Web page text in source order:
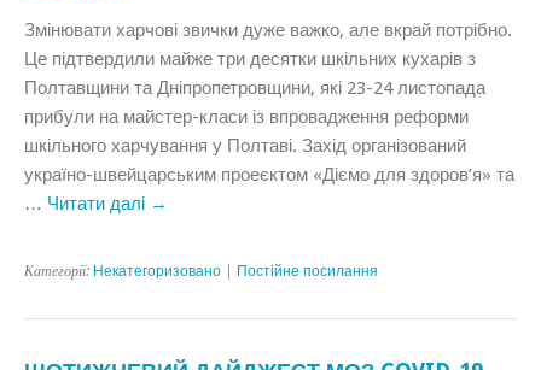
Змінювати харчові звички дуже важко, але вкрай потрібно.
Це підтвердили майже три десятки шкільних кухарів з
Полтавщини та Дніпропетровщини, які 23-24 листопада
прибули на майстер-класи із впровадження реформи
шкільного харчування у Полтаві. Захід організований
україно-швейцарським проеєктом «Діємо для здоров’я» та
… Читати далі →
Категорії: Некатегоризовано Постійне посилання